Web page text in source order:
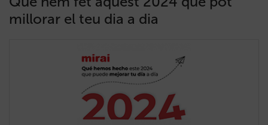
millorar el teu dia a dia